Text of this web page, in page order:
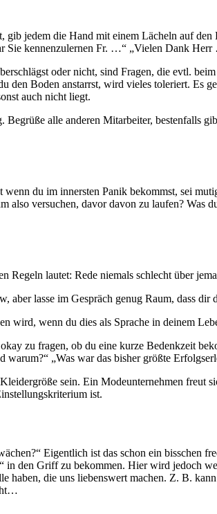
jedem die Hand mit einem Lächeln auf
Sie kennenzulernen Fr. …“ „Vielen Dank
oder nicht, sind Fragen, die evtl.
den Boden anstarrst, wird vieles toleriert. Es
auch nicht liegt.
alle anderen Mitarbeiter, bestenfalls
wenn du im innersten Panik bekommst, sei
versuchen, davor davon zu laufen? Was
Regeln lautet: Rede niemals schlecht über
lasse im Gespräch genug Raum, dass dir
wird, wenn du dies als Sprache in deinem
zu fragen, ob du eine kurze Bedenkzeit
„Was war das bisher größte
sein. Ein Modeunternehmen
ist.
Eigentlich ist das schon ein bisschen
in den Griff zu bekommen. Hier wird jedoch
die uns liebenswert machen. Z. B.